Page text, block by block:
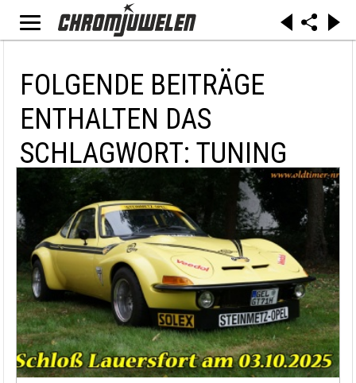
FOLGENDE BEITRÄGE
ENTHALTEN DAS
SCHLAGWORT: TUNING